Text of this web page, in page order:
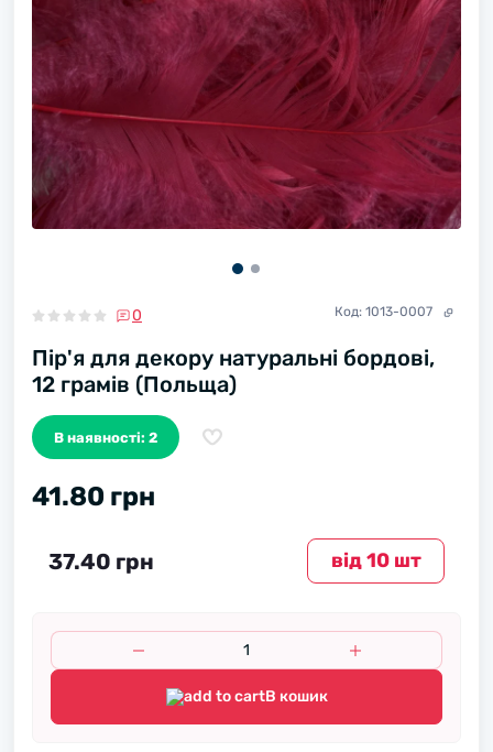
0 Код: 1013-0007
Пір'я для декору натуральні бордові,
12 грамів (Польща)
В наявності: 2
41.80 грн
вiд 10 шт
37.40 грн
В кошик